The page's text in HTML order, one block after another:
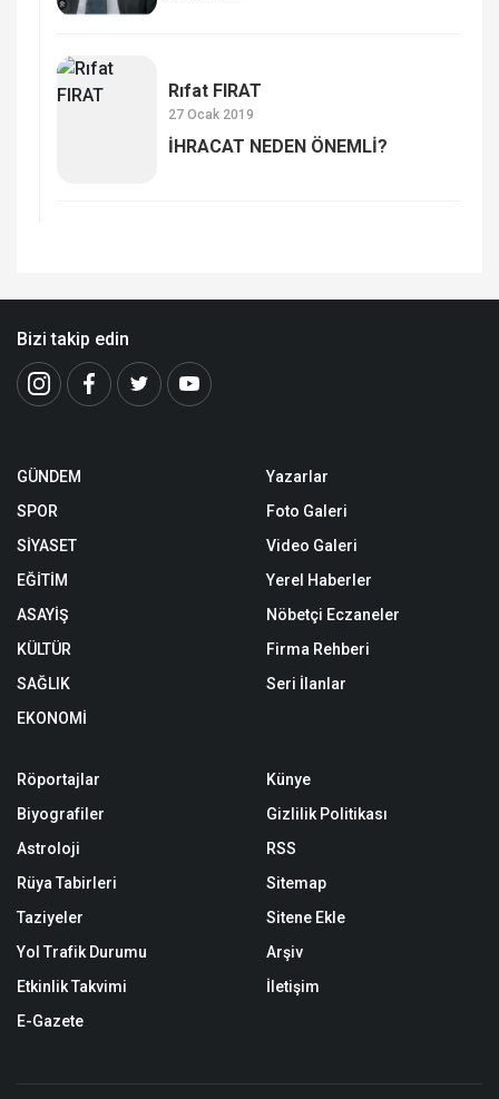
Rıfat FIRAT
27 Ocak 2019
İHRACAT NEDEN ÖNEMLİ?
Bizi takip edin
GÜNDEM
SPOR
SİYASET
EĞİTİM
ASAYİŞ
KÜLTÜR
SAĞLIK
EKONOMİ
Yazarlar
Foto Galeri
Video Galeri
Yerel Haberler
Nöbetçi Eczaneler
Firma Rehberi
Seri İlanlar
Röportajlar
Biyografiler
Astroloji
Rüya Tabirleri
Taziyeler
Yol Trafik Durumu
Etkinlik Takvimi
E-Gazete
Künye
Gizlilik Politikası
RSS
Sitemap
Sitene Ekle
Arşiv
İletişim